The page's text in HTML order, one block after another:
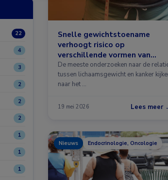
22
4
3
2
2
2
1
1
1
Snelle gewichtstoename
verhoogt risico op
verschillende vormen van
kanker
De meeste onderzoeken naar de
tussen lichaamsgewicht en kanker
naar het …
19 mei 2026 Lees meer
Nieuws Endocrinologie, Oncologie